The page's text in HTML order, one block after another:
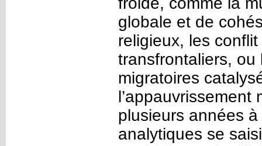
globale et de
religieux, les
transfrontaliers, ou
migratoires
plusieurs années
analytiques se